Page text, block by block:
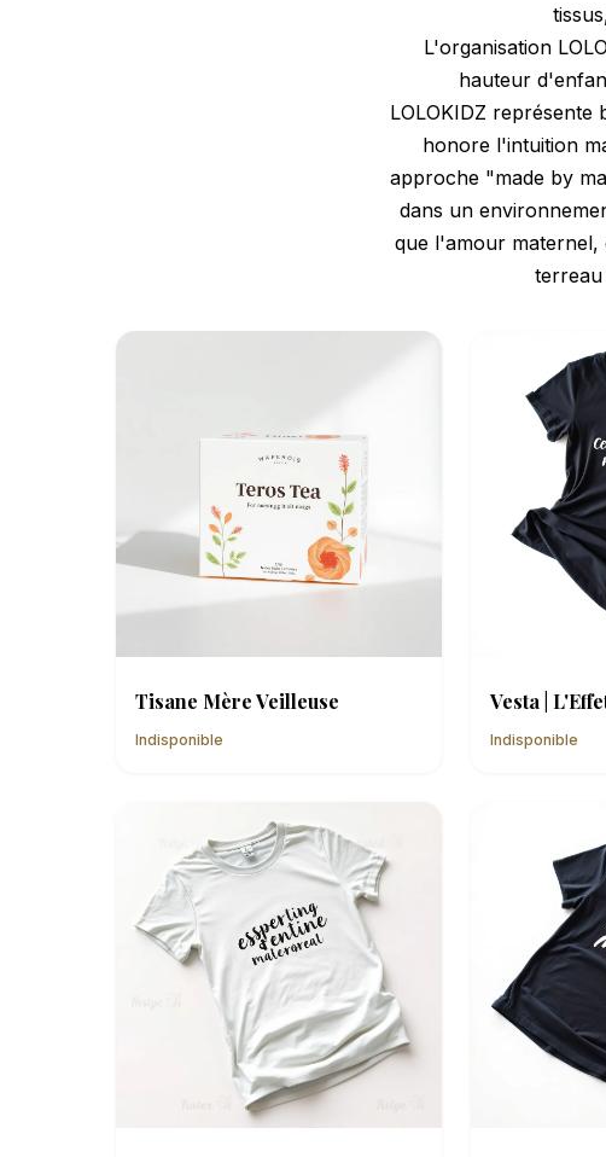
L'organisation
hauteur
LOLOKIDZ
honore l'intuition
approche "made by
dans un
que l'amour maternel,
Tisane Mère Veilleuse
Indisponible
Vesta |
Indisponible